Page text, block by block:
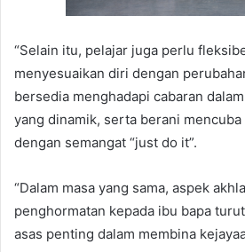
“Selain itu, pelajar juga perlu
menyesuaikan diri dengan
bersedia menghadapi cabaran
yang dinamik, serta berani
dengan semangat “just do it”.
“Dalam masa yang sama, aspek
penghormatan kepada ibu bapa
asas penting dalam membina